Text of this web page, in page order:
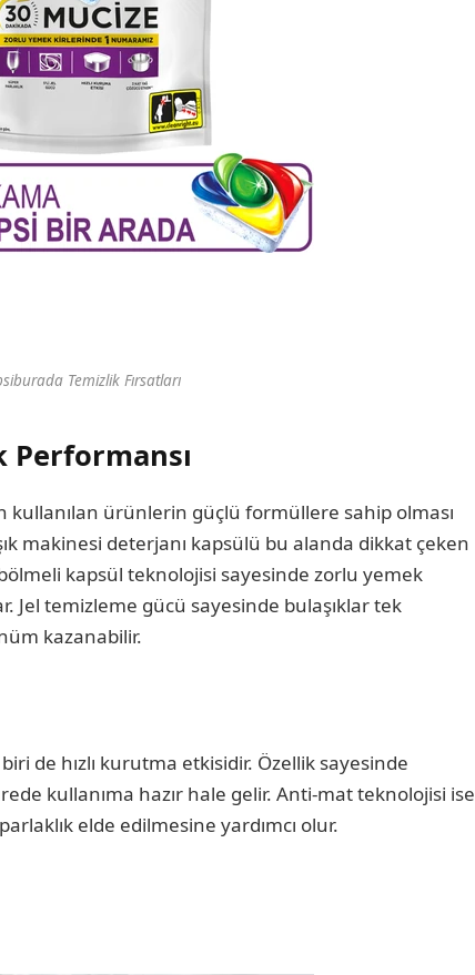
Temizlik Fırsatları
Performansı
kullanılan ürünlerin güçlü formüllere sahip olması
makinesi deterjanı kapsülü bu alanda dikkat çeken
kapsül teknolojisi sayesinde zorlu yemek
Jel temizleme gücü sayesinde bulaşıklar tek
kazanabilir.
de hızlı kurutma etkisidir. Özellik sayesinde
kullanıma hazır hale gelir. Anti-mat teknolojisi ise
elde edilmesine yardımcı olur.